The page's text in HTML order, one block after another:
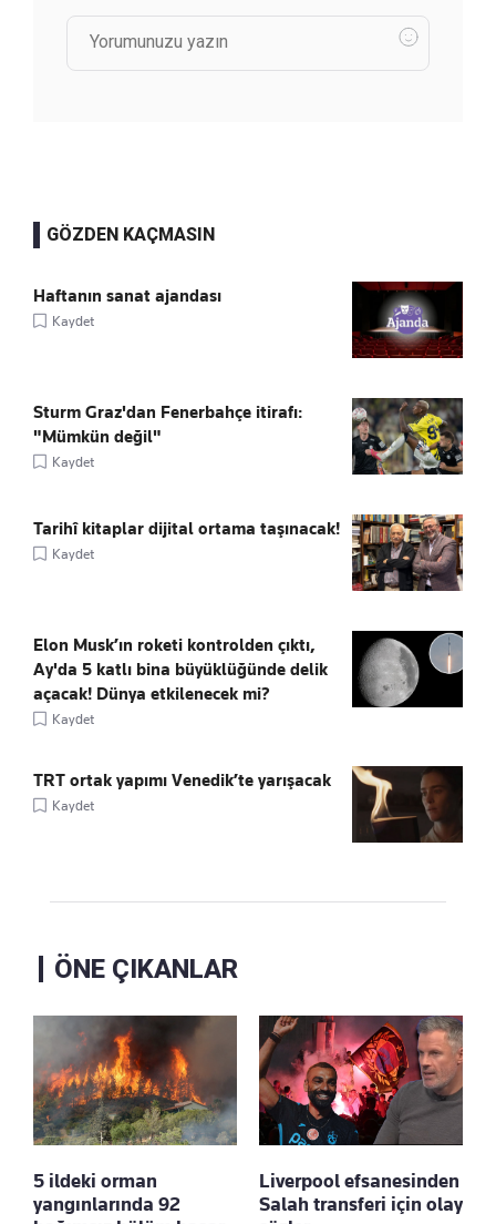
GÖZDEN KAÇMASIN
Haftanın sanat ajandası
Kaydet
Sturm Graz'dan Fenerbahçe itirafı:
"Mümkün değil"
Kaydet
Tarihî kitaplar dijital ortama taşınacak!
Kaydet
Elon Musk’ın roketi kontrolden çıktı,
Ay'da 5 katlı bina büyüklüğünde delik
açacak! Dünya etkilenecek mi?
Kaydet
TRT ortak yapımı Venedik’te yarışacak
Kaydet
ÖNE ÇIKANLAR
5 ildeki orman
yangınlarında 92
Liverpool efsanesinden
Salah transferi için olay